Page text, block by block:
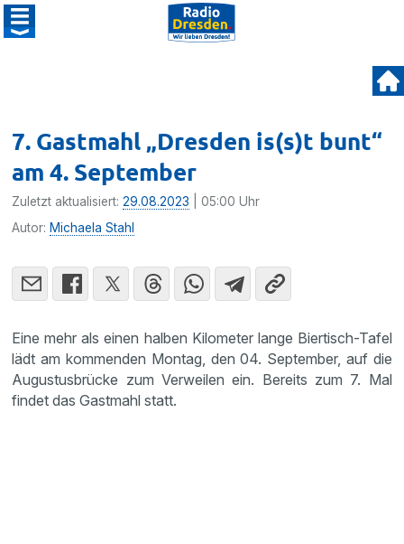
7. Gastmahl „Dresden is(s)t bunt“
am 4. September
Zuletzt aktualisiert:29.08.2023 | 05:00 Uhr
Autor: Michaela Stahl
Eine mehr als einen halben Kilometer lange Biertisch-Tafel
lädt am kommenden Montag, den 04. September, auf die
Augustusbrücke zum Verweilen ein. Bereits zum 7. Mal
findet das Gastmahl statt.